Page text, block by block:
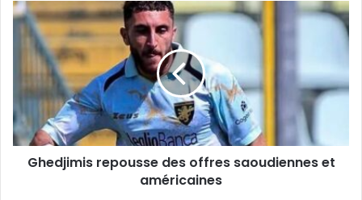
Ghedjimis
repousse
offres
saoudiennes
américaines
Ghedjimis repousse des offres saoudiennes et
américaines